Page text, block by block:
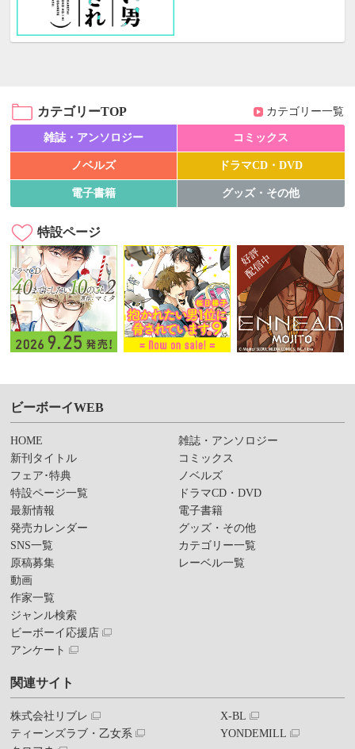
カテゴリーTOP カテゴリー一覧
雑誌・アンソロジー コミックス
ノベルズ ドラマCD・DVD
電子書籍 グッズ・その他
特設ページ
ビーボーイWEB
HOME
新刊タイトル
フェア･特典
特設ページ一覧
最新情報
発売カレンダー
SNS一覧
原稿募集
動画
作家一覧
ジャンル検索
ビーボーイ応援店
アンケート
雑誌・アンソロジー
コミックス
ノベルズ
ドラマCD・DVD
電子書籍
グッズ・その他
カテゴリー一覧
レーベル一覧
関連サイト
株式会社リブレ
ティーンズラブ・乙女系
X-BL
YONDEMILL